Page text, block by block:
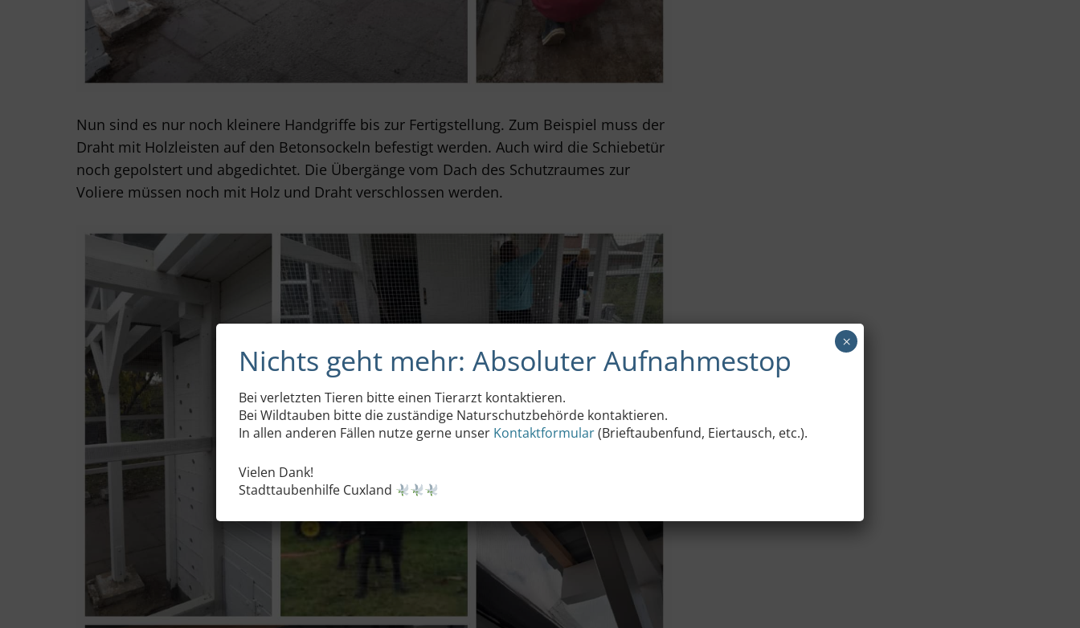
Nun sind es nur noch kleinere Handgriffe bis zur Fertigstellung. Zum Beispiel muss der
Draht mit Holzleisten auf den Betonsockeln befestigt werden. Auch wird die Schiebetür
noch gepolstert und abgedichtet. Die Übergänge vom Dach des Schutzraumes zur
Voliere müssen noch mit Holz und Draht verschlossen werden.
Nichts geht mehr: Absoluter Aufnahmestop
Bei verletzten Tieren bitte einen Tierarzt kontaktieren.
Bei Wildtauben bitte die zuständige Naturschutzbehörde kontaktieren.
In allen anderen Fällen nutze gerne unser Kontaktformular(Brieftaubenfund, Eiertausch, etc.).
Vielen Dank!
Stadttaubenhilfe Cuxland
×